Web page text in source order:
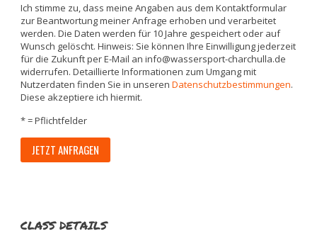
Ich stimme zu, dass meine Angaben aus dem Kontaktformular
zur Beantwortung meiner Anfrage erhoben und verarbeitet
werden. Die Daten werden für 10 Jahre gespeichert oder auf
Wunsch gelöscht. Hinweis: Sie können Ihre Einwilligung jederzeit
für die Zukunft per E-Mail an info@wassersport-charchulla.de
widerrufen. Detaillierte Informationen zum Umgang mit
Nutzerdaten finden Sie in unserenDatenschutzbestimmungen.
Diese akzeptiere ich hiermit.
* = Pflichtfelder
CLASS DETAILS